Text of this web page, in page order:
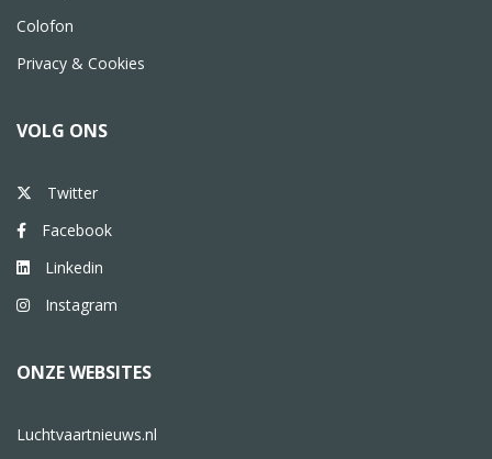
Colofon
Privacy & Cookies
VOLG ONS
Twitter
Facebook
Linkedin
Instagram
ONZE WEBSITES
Luchtvaartnieuws.nl